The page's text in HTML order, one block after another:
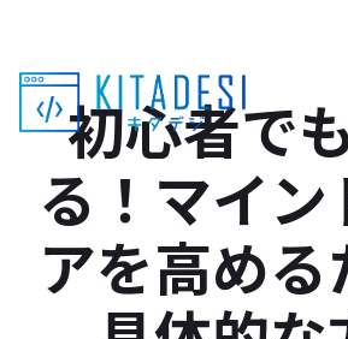
初心者で
る！マイン
アを高める